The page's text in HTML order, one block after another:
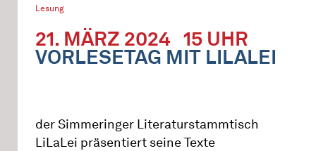
Lesung
21. MÄRZ 2024 15 UHR
VORLESETAG MIT LILALEI
der Simmeringer Literaturstammtisch
LiLaLei präsentiert seine Texte